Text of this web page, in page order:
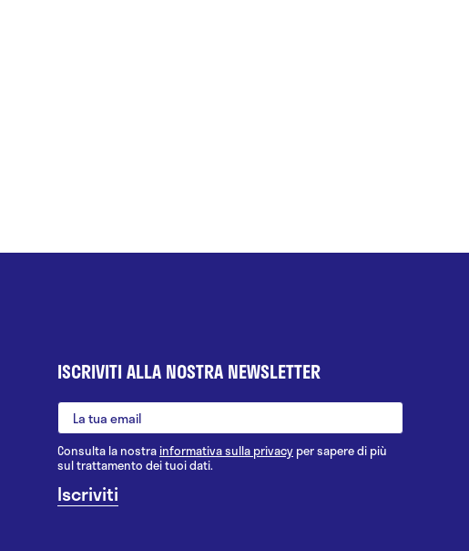
ISCRIVITI ALLA NOSTRA NEWSLETTER
Consulta la nostrainformativa sulla privacy per sapere di più
sul trattamento dei tuoi dati.